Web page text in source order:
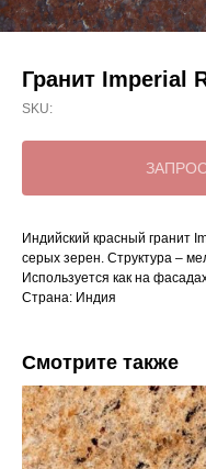
Гранит Imperial
SKU:
Индийский красный гранит
серых зерен. Структура –
Используется как на
Страна: Индия
Смотрите также